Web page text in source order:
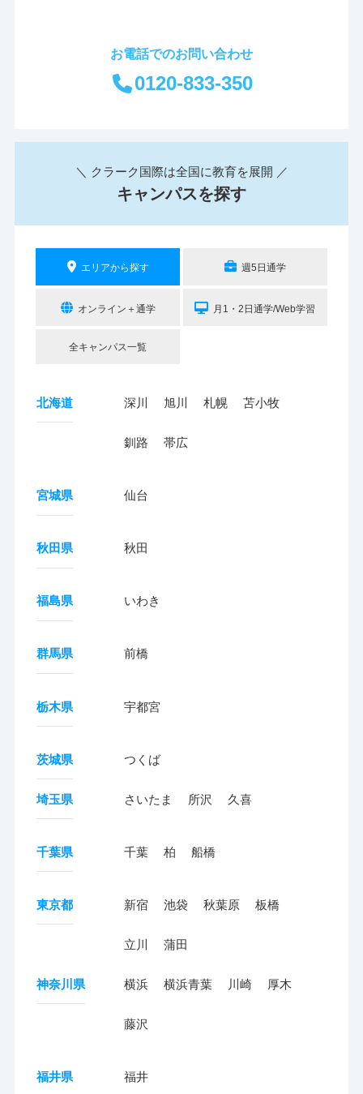
お電話でのお問い合わせ
0120-833-350
＼ クラーク国際は全国に教育を展開 ／
キャンパスを探す
エリアから探す 週5日通学
オンライン＋通学 月1・2日通学/Web学習
全キャンパス一覧
北海道 深川 旭川 札幌 苫小牧
釧路 帯広
宮城県 仙台
秋田県 秋田
福島県 いわき
群馬県 前橋
栃木県 宇都宮
茨城県 つくば
埼玉県 さいたま 所沢 久喜
千葉県 千葉 柏 船橋
東京都 新宿 池袋 秋葉原 板橋
立川 蒲田
神奈川県 横浜 横浜青葉 川崎 厚木
藤沢
福井県 福井